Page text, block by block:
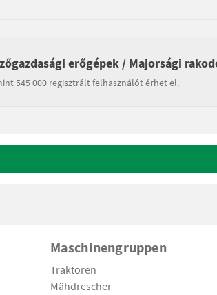
erőgépek / Majorsági
545 000 regisztrált felhasználót érhet el.
Maschinengruppen
Traktoren
Mähdrescher